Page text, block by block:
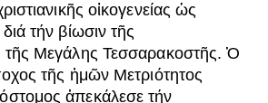
οἰκογενείας ὡς
τήν βίωσιν τῆς
τῆς Μεγάλης Τεσσαρακοστῆς. Ὁ
τῆς ἡμῶν Μετριότητος
ἀπεκάλεσε τήν